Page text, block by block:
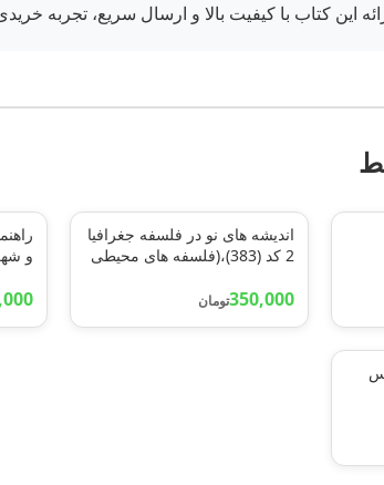
این کتاب با کیفیت بالا و ارسال سریع، تجربه
اندیشه های نو در فلسفه جغرافیا
2 کد (383)،(فلسفه های محیطی
350,000تومان
و